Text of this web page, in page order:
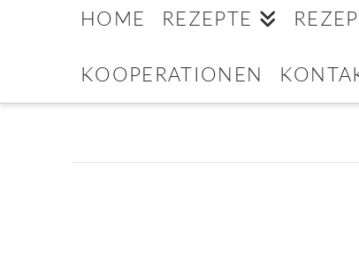
HOME REZEPTE
KOOPERATIONEN